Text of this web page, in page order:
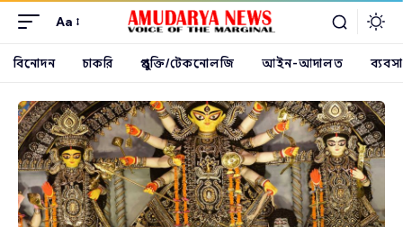
Aa
বিনোদন চাকরি প্রযুক্তি/টেকনোলজি আইন-আদালত ব্যবসা